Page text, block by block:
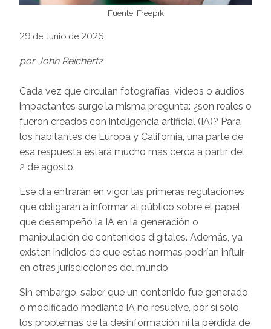
Fuente: Freepik
29 de Junio de 2026
por John Reichertz
Cada vez que circulan fotografías, videos o audios
impactantes surge la misma pregunta: ¿son reales o
fueron creados con inteligencia artificial (IA)? Para
los habitantes de Europa y California, una parte de
esa respuesta estará mucho más cerca a partir del
2 de agosto.
Ese día entrarán en vigor las primeras regulaciones
que obligarán a informar al público sobre el papel
que desempeñó la IA en la generación o
manipulación de contenidos digitales. Además, ya
existen indicios de que estas normas podrían influir
en otras jurisdicciones del mundo.
Sin embargo, saber que un contenido fue generado
o modificado mediante IA no resuelve, por sí solo,
los problemas de la desinformación ni la pérdida de